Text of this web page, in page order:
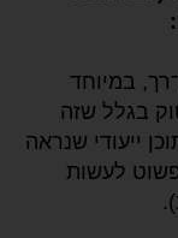
במיוחד
בגלל שזה
ייעודי שנראה
לעשות